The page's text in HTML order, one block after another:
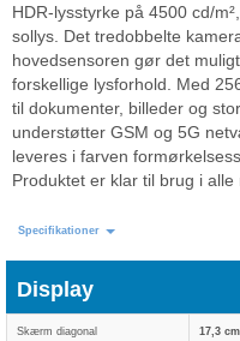
HDR-lysstyrke på 4500 cd/
sollys. Det tredobbelte
hovedsensoren gør det
forskellige lysforhold. Med
til dokumenter, billeder og
understøtter GSM og 5G
leveres i farven
Produktet er klar til brug i
Specifikationer
Display
Skærm diagonal 17,3